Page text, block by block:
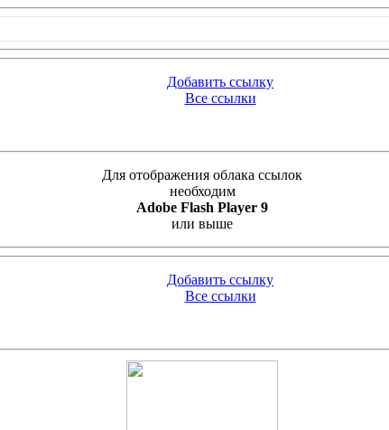
Добавить ссылку
Все ссылки
Для отображения облака ссылок
необходим
Adobe Flash Player 9
или выше
Добавить ссылку
Все ссылки